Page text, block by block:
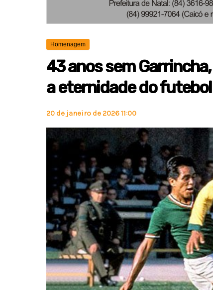
Homenagem
43 anos sem
a eternidade do
20 de janeiro de 2026 11:00